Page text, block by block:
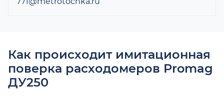
Как происходит имитационная
поверка расходомеров Promag
ДУ250